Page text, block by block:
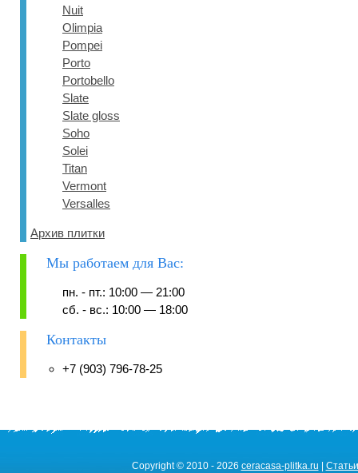
Nuit
Olimpia
Pompei
Porto
Portobello
Slate
Slate gloss
Soho
Solei
Titan
Vermont
Versalles
Архив плитки
Мы работаем для Вас:
пн. - пт.: 10:00 — 21:00
сб. - вс.: 10:00 — 18:00
Контакты
+7 (903) 796-78-25
Copyright © 2010 - 2026 ceracasa-plitka.ru